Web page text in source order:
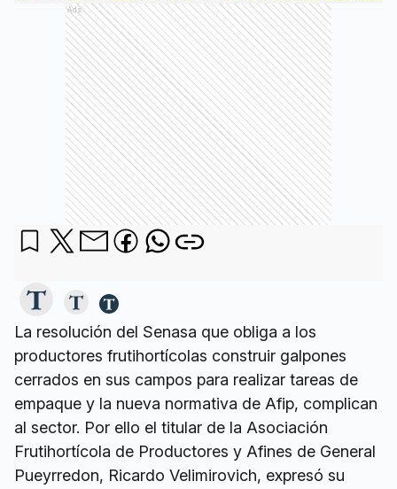
Ads
La resolución del Senasa que obliga a los
productores frutihortícolas construir galpones
cerrados en sus campos para realizar tareas de
empaque y la nueva normativa de Afip, complican
al sector. Por ello el titular de la Asociación
Frutihortícola de Productores y Afines de General
Pueyrredon, Ricardo Velimirovich, expresó su